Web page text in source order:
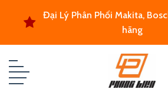
Đại Lý Phân Phối Makita,
hãng